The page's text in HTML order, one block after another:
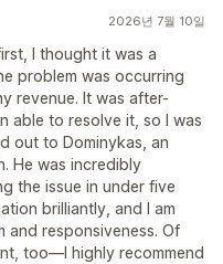
2026년 7월 10일
I thought it was a
problem was occurring
revenue. It was after-
able to resolve it, so I was
out to Dominykas, an
He was incredibly
the issue in under five
brilliantly, and I am
and responsiveness. Of
too—I highly recommend